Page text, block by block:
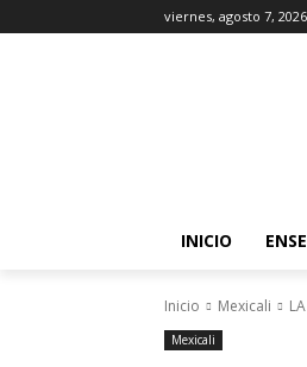
viernes, agosto 7, 2026
INICIO
Inicio Mexicali
Mexicali